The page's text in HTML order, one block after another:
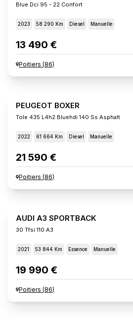
Blue Dci 95 - 22 Confort
2023 58 290 Km Diesel Manuelle
13 490 €
Poitiers (86)
PEUGEOT BOXER
Tole 435 L4h2 Bluehdi 140 Ss Asphalt
2022 61 664 Km Diesel Manuelle
21 590 €
Poitiers (86)
AUDI A3 SPORTBACK
30 Tfsi 110 A3
2021 53 844 Km Essence Manuelle
19 990 €
Poitiers (86)